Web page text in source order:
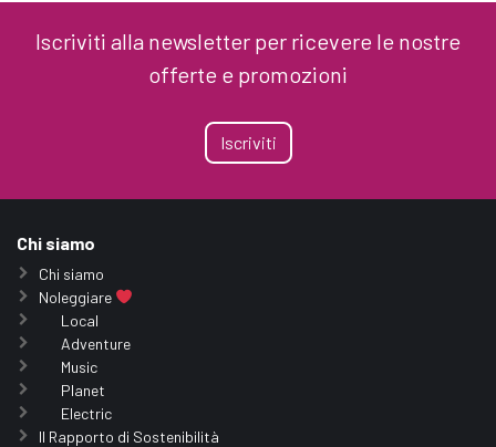
Iscriviti alla newsletter per ricevere le nostre
offerte e promozioni
Iscriviti
Chi siamo
Chi siamo
Noleggiare
Local
Adventure
Music
Planet
Electric
Il Rapporto di Sostenibilità